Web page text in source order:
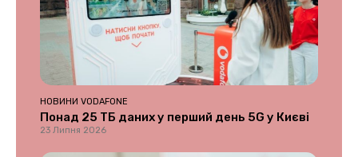
НОВИНИ VODAFONE
Понад 25 ТБ даних у перший день 5G у Києві
23 Липня 2026